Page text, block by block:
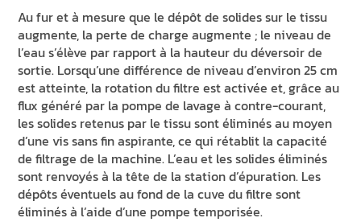
Au fur et à mesure que le dépôt de solides sur le tissu
augmente, la perte de charge augmente ; le niveau de
l’eau s’élève par rapport à la hauteur du déversoir de
sortie. Lorsqu’une différence de niveau d’environ 25 cm
est atteinte, la rotation du filtre est activée et, grâce au
flux généré par la pompe de lavage à contre-courant,
les solides retenus par le tissu sont éliminés au moyen
d’une vis sans fin aspirante, ce qui rétablit la capacité
de filtrage de la machine. L’eau et les solides éliminés
sont renvoyés à la tête de la station d’épuration. Les
dépôts éventuels au fond de la cuve du filtre sont
éliminés à l’aide d’une pompe temporisée.